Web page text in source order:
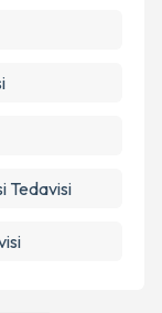
Tedavisi